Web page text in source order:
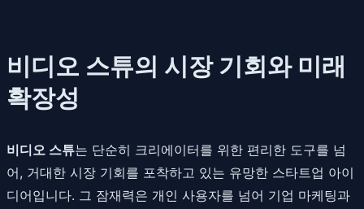
비디오 스튜의 시장 기회와 미래
확장성
비디오 스튜는 단순히 크리에이터를 위한 편리한 도구를 넘
어, 거대한 시장 기회를 포착하고 있는 유망한 스타트업 아이
디어입니다. 그 잠재력은 개인 사용자를 넘어 기업 마케팅과